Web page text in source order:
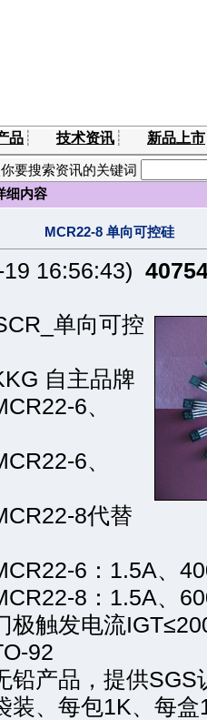
品 ┊ 技术资讯 ┊ 新品上市
要搜索资讯的关键词
细内容
MCR22-8 单向可控硅
16:56:43)
单向可控
自主品牌
6、
6、
8代替
6：1.5A、
1.5A、
触发电流
92
产品，提供SGS
、每包1K、每盒